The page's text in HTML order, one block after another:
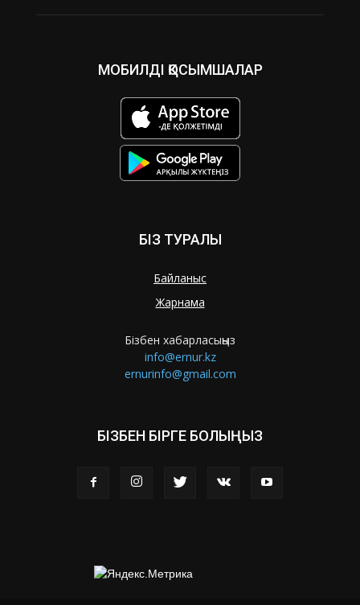
МОБИЛДІ ҚОСЫМШАЛАР
БІЗ ТУРАЛЫ
Байланыс
Жарнама
Бізбен хабарласыңыз
info@ernur.kz
ernurinfo@gmail.com
БІЗБЕН БІРГЕ БОЛЫҢЫЗ